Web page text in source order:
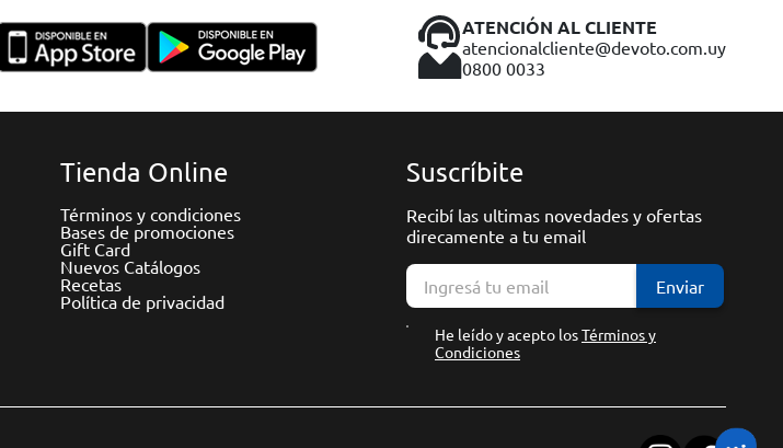
ATENCIÓN AL CLIENTE
atencionalcliente@devoto.com.uy
0800 0033
Tienda Online
Términos y condiciones
Bases de promociones
Gift Card
Nuevos Catálogos
Recetas
Política de privacidad
Suscríbite
Recibí las ultimas novedades y ofertas
direcamente a tu email
Enviar
He leído y acepto losTérminos y
Condiciones